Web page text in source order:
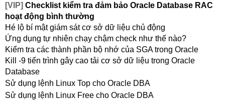
[VIP] Checklist kiểm tra đảm bảo Oracle Database RAC
hoạt động bình thường
Hé lộ bí mật giám sát cơ sở dữ liệu chủ động
Ứng dụng tự nhiên chạy chậm check như thế nào?
Kiểm tra các thành phần bộ nhớ của SGA trong Oracle
Kill -9 tiến trình gây cao tải cơ sở dữ liệu trong Oracle
Database
Sử dụng lệnh Linux Top cho Oracle DBA
Sử dụng lệnh Linux Free cho Oracle DBA